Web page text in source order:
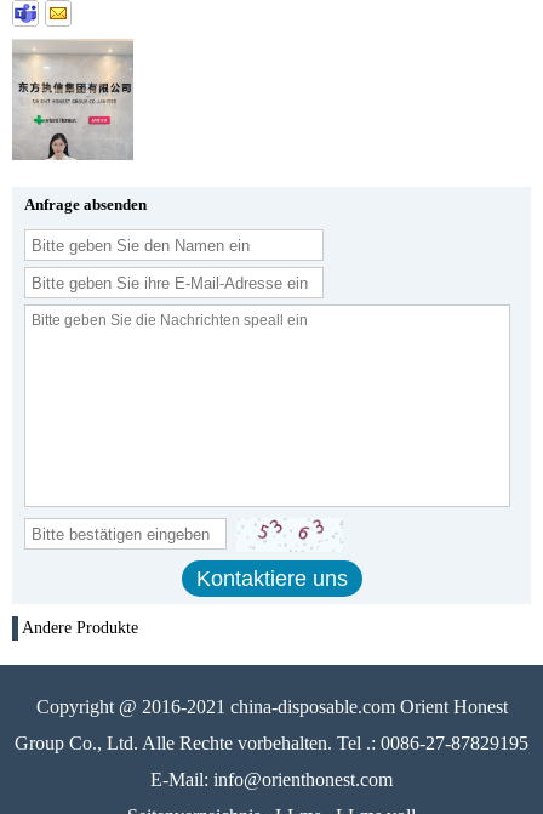
Anfrage absenden
Andere Produkte
Copyright @ 2016-2021 china-disposable.com Orient Honest
Group Co., Ltd. Alle Rechte vorbehalten. Tel .: 0086-27-87829195
E-Mail: info@orienthonest.com